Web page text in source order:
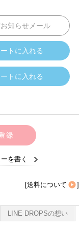
を書く
[送料について ]
LINE DROPSの想い